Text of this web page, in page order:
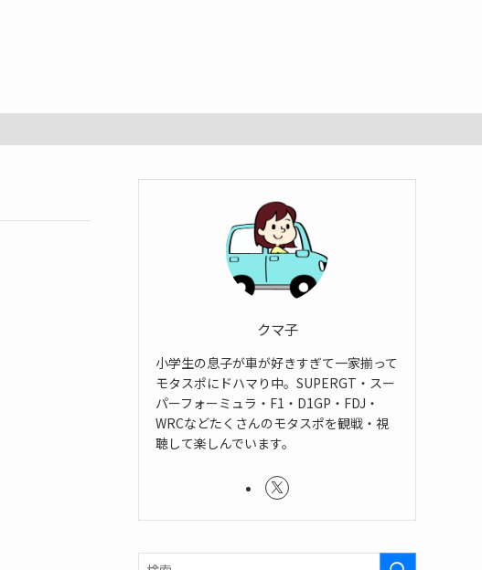
クマ子
小学生の息子が車が好きすぎて一家揃って
モタスポにドハマり中。SUPERGT・スー
パーフォーミュラ・F1・D1GP・FDJ・
WRCなどたくさんのモタスポを観戦・視
聴して楽しんでいます。